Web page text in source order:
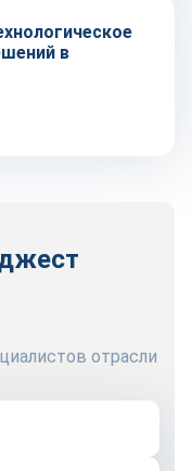
в
отрасли